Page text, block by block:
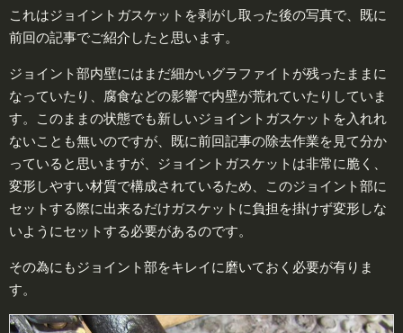
これはジョイントガスケットを剥がし取った後の写真で、既に
前回の記事でご紹介したと思います。
ジョイント部内壁にはまだ細かいグラファイトが残ったままに
なっていたり、腐食などの影響で内壁が荒れていたりしていま
す。このままの状態でも新しいジョイントガスケットを入れれ
ないことも無いのですが、既に前回記事の除去作業を見て分か
っていると思いますが、ジョイントガスケットは非常に脆く、
変形しやすい材質で構成されているため、このジョイント部に
セットする際に出来るだけガスケットに負担を掛けず変形しな
いようにセットする必要があるのです。
その為にもジョイント部をキレイに磨いておく必要が有りま
す。